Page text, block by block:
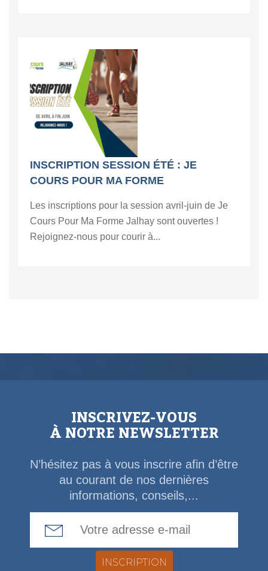
INSCRIPTION SESSION ÉTÉ : JE
COURS POUR MA FORME
Les inscriptions pour la session avril-juin de Je
Cours Pour Ma Forme Jalhay sont ouvertes !
Rejoignez-nous pour courir à...
INSCRIVEZ-VOUS
À NOTRE NEWSLETTER
N’hésitez pas à vous inscrire afin d’être
au courant de nos dernières
informations, conseils,...